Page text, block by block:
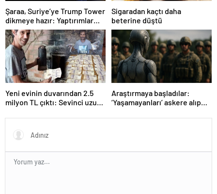
Şaraa, Suriye’ye Trump Tower
dikmeye hazır: Yaptırımlar
bitsin yeter
Sigaradan kaçtı daha
beterine düştü
Yeni evinin duvarından 2.5
milyon TL çıktı: Sevinci uzun
Araştırmaya başladılar:
‘Yaşamayanları’ askere alıp